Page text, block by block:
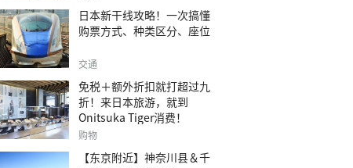
日本新干线攻略！一次搞懂
购票方式、种类区分、座位
交通
免税＋额外折扣就打超过九
折！来日本旅游，就到
Onitsuka Tiger消费！
购物
【东京附近】神奈川县＆千